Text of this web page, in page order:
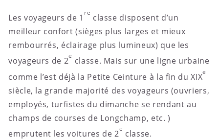
Les voyageurs de 1
re
classe disposent d’un
meilleur confort (sièges plus larges et mieux
rembourrés, éclairage plus lumineux) que les
voyageurs de 2
e
classe. Mais sur une ligne urbaine
comme l’est déjà la Petite Ceinture à la fin du XIX
e
siècle, la grande majorité des voyageurs (ouvriers,
employés, turfistes du dimanche se rendant au
champs de courses de Longchamp, etc. )
emprutent les voitures de 2
e
classe.